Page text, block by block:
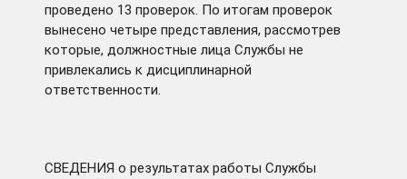
проведено 13 проверок. По итогам проверок
вынесено четыре представления, рассмотрев
которые, должностные лица Службы не
привлекались к дисциплинарной
ответственности.
СВЕДЕНИЯ о результатах работы Службы